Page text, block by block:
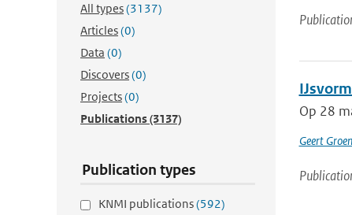
All types(3137)
Articles(0)
Data (0)
Discovers(0)
Projects(0)
Publications(3137)
Publication types
KNMI publications(592)
Op 28
Geert Groen